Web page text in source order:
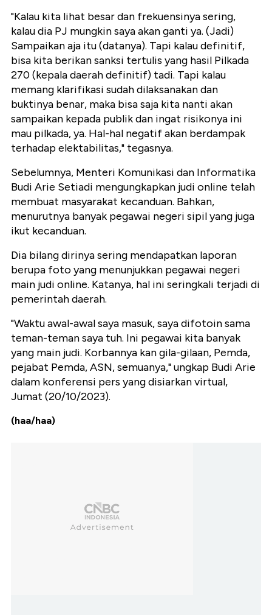
"Kalau kita lihat besar dan frekuensinya sering,
kalau dia PJ mungkin saya akan ganti ya. (Jadi)
Sampaikan aja itu (datanya). Tapi kalau definitif,
bisa kita berikan sanksi tertulis yang hasil Pilkada
270 (kepala daerah definitif) tadi. Tapi kalau
memang klarifikasi sudah dilaksanakan dan
buktinya benar, maka bisa saja kita nanti akan
sampaikan kepada publik dan ingat risikonya ini
mau pilkada, ya. Hal-hal negatif akan berdampak
terhadap elektabilitas," tegasnya.
Sebelumnya, Menteri Komunikasi dan Informatika
Budi Arie Setiadi mengungkapkan judi online telah
membuat masyarakat kecanduan. Bahkan,
menurutnya banyak pegawai negeri sipil yang juga
ikut kecanduan.
Dia bilang dirinya sering mendapatkan laporan
berupa foto yang menunjukkan pegawai negeri
main judi online. Katanya, hal ini seringkali terjadi di
pemerintah daerah.
"Waktu awal-awal saya masuk, saya difotoin sama
teman-teman saya tuh. Ini pegawai kita banyak
yang main judi. Korbannya kan gila-gilaan, Pemda,
pejabat Pemda, ASN, semuanya," ungkap Budi Arie
dalam konferensi pers yang disiarkan virtual,
Jumat (20/10/2023).
(haa/haa)